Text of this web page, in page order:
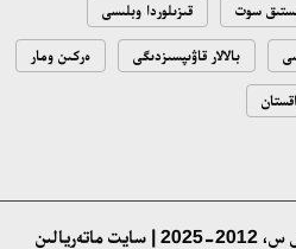
جانە ۇلتتىق مۇددەنى قورعاۋ
سوت قىزىلوردا وبلىسى
بالالار قاۋىپسىزدىگى ەركىن ومار
© «Qamshy Media» ج ش س، 2012-2025 | سايت ماتەريالىن